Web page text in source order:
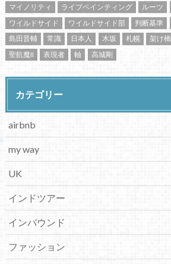
マイノリティ
ライブペインティング ルーツ
ワイルドサイド
ワイルドサイド部 判断基準
島田晋輔
常識 日本人 木坂 札幌 架け橋
聖飢魔II
表現者 軸 高城剛
カテゴリー
airbnb
my way
UK
インドツアー
インバウンド
ファッション